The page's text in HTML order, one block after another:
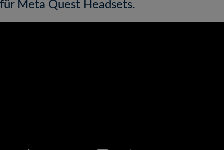
für Meta Quest Headsets.
Svenska